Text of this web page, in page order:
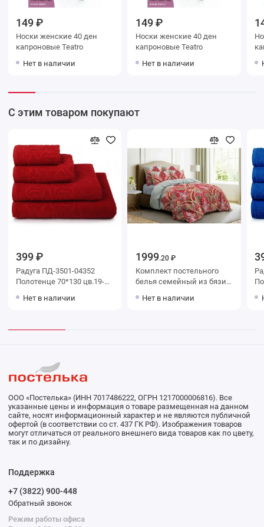
149 ₽
Носки женские 40 ден
капроновые Teatro
Нет в наличии
149 ₽
Носки женские 40 ден
капроновые Teatro
Нет в наличии
Носки
С этим товаром покупают
399 ₽
Радуга ПД-3501-04352
Полотенце 70*130 цв.19-
Нет в наличии
1999.20 ₽
Комплект постельного
белья семейный из бязи с
Абстракция Ночь Нежна
Нет в наличии
ООО «Постелька» (ИНН 7017486222, ОГРН 1217000006816). Все
указанные цены и информация о товаре размещенная на данном
сайте, носят информационный характер и не являются публичной
офертой (в соответствии со ст. 437 ГК РФ). Изображения товаров
могут отличаться от реального внешнего вида товаров как по цвету,
так и по дизайну.
Поддержка
+7 (3822) 900-448
Обратный звонок
Режим работы офиса